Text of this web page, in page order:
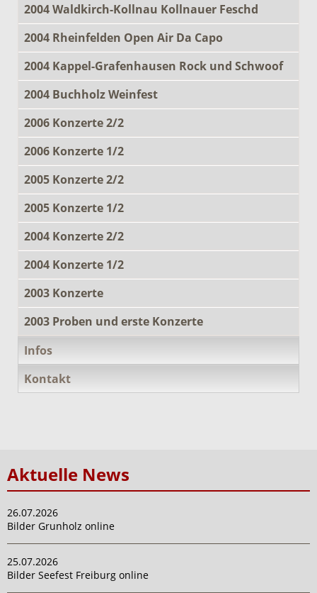
2004 Waldkirch-Kollnau Kollnauer Feschd
2004 Rheinfelden Open Air Da Capo
2004 Kappel-Grafenhausen Rock und Schwoof
2004 Buchholz Weinfest
2006 Konzerte 2/2
2006 Konzerte 1/2
2005 Konzerte 2/2
2005 Konzerte 1/2
2004 Konzerte 2/2
2004 Konzerte 1/2
2003 Konzerte
2003 Proben und erste Konzerte
Infos
Kontakt
Aktuelle News
26.07.2026
Bilder Grunholz online
25.07.2026
Bilder Seefest Freiburg online